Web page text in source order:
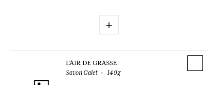
+
L'AIR DE GRASSE
Savon Galet
140g